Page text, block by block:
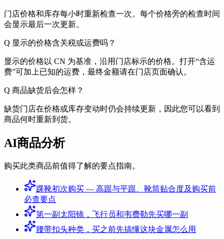
门店价格和库存每小时重新检查一次。每个价格旁的检查时间
会显示最后一次更新。
Q 显示的价格含关税或运费吗？
显示的价格以 CN 为基准，沿用门店标示的价格。打开“含运
费”可加上已知的运费，最终金额请在门店页面确认。
Q 商品缺货后会怎样？
缺货门店在价格或库存变动时仍会持续更新，因此您可以看到
商品何时重新到货。
AI商品分析
购买此类商品前值得了解的要点指南。
踝靴初次购买 — 高跟与平跟、靴筒贴合度及购买前
必查要点
第一副太阳镜，飞行员和韦费勒先买哪一副
腰带扣头种类，买之前先搞懂这块金属怎么用